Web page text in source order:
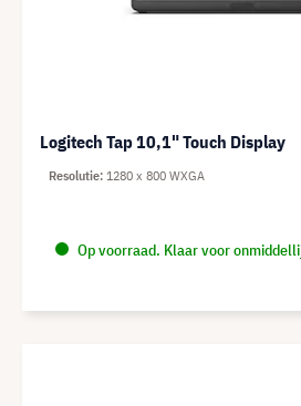
Logitech Tap 10,1" Touch Display
Op voorraad. Klaar voor
Resolutie 1280 x 800 WXGA